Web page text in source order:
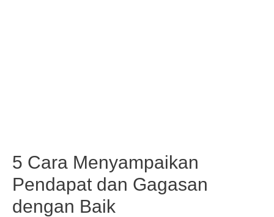
5 Cara Menyampaikan
Pendapat dan Gagasan
dengan Baik